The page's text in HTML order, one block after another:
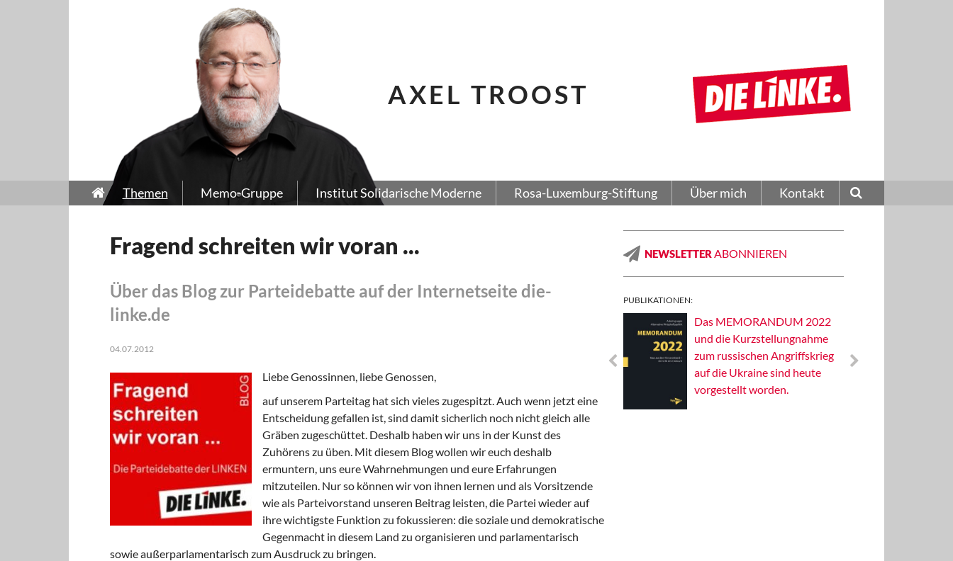
AXEL TROOST
Themen Memo-Gruppe Institut Solidarische Moderne Rosa-Luxemburg-Stiftung Über mich Kontakt
Fragend schreiten wir voran ...
Über das Blog zur Parteidebatte auf der Internetseite die-
linke.de
04.07.2012
Liebe Genossinnen, liebe Genossen,
auf unserem Parteitag hat sich vieles zugespitzt. Auch wenn jetzt eine
Entscheidung gefallen ist, sind damit sicherlich noch nicht gleich alle
Gräben zugeschüttet. Deshalb haben wir uns in der Kunst des
Zuhörens zu üben. Mit diesem Blog wollen wir euch deshalb
ermuntern, uns eure Wahrnehmungen und eure Erfahrungen
mitzuteilen. Nur so können wir von ihnen lernen und als Vorsitzende
wie als Parteivorstand unseren Beitrag leisten, die Partei wieder auf
ihre wichtigste Funktion zu fokussieren: die soziale und demokratische
Gegenmacht in diesem Land zu organisieren und parlamentarisch
sowie außerparlamentarisch zum Ausdruck zu bringen.
NEWSLETTER ABONNIEREN
PUBLIKATIONEN:
Das MEMORANDUM 2022
und die Kurzstellungnahme
zum russischen Angriffskrieg
auf die Ukraine sind heute
vorgestellt worden.